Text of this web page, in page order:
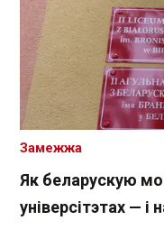
Як беларускую
універсітэтах — і
Замежжа